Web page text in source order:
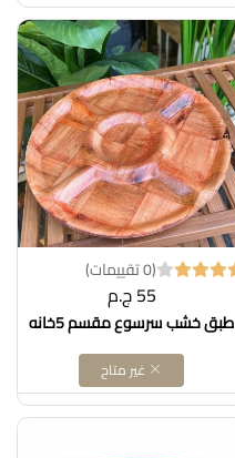
(0 تقييمات)
55 ج.م
طبق خشب سرسوع مقسم 5خانه
غير متاح